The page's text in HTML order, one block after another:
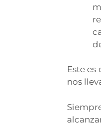
Este
nos